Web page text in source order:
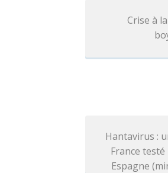
Crise à
Hantavirus :
France
Espagne